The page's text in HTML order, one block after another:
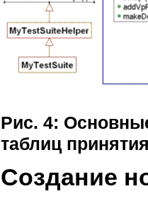
Рис. 4:
таблиц
Создание